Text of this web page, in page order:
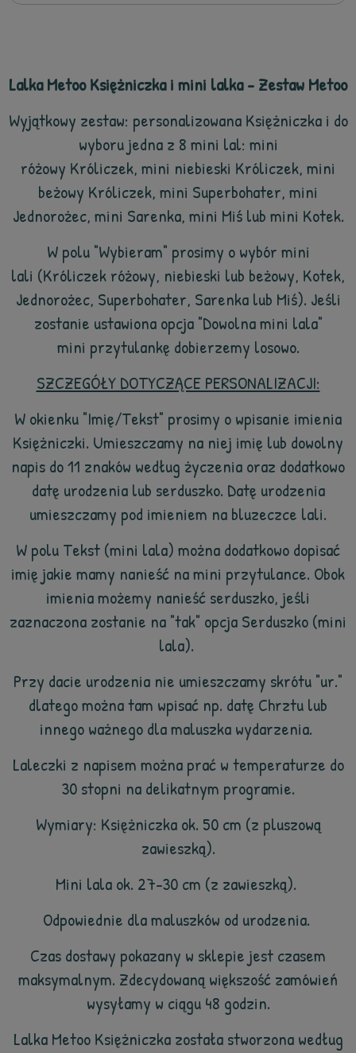
Lalka Metoo Księżniczka i mini lalka - Zestaw Metoo
Wyjątkowy zestaw: personalizowana Księżniczka i do
wyboru jedna z 8 mini lal: mini
różowy Króliczek, mini niebieski Króliczek, mini
beżowy Króliczek, mini Superbohater, mini
Jednorożec, mini Sarenka, mini Miś lub mini Kotek.
W polu "Wybieram" prosimy o wybór mini
lali (Króliczek różowy, niebieski lub beżowy, Kotek,
Jednorożec, Superbohater, Sarenka lub Miś). Jeśli
zostanie ustawiona opcja "Dowolna mini lala"
mini przytulankę dobierzemy losowo.
SZCZEGÓŁY DOTYCZĄCE PERSONALIZACJI:
W okienku "Imię/Tekst" prosimy o wpisanie imienia
Księżniczki. Umieszczamy na niej imię lub dowolny
napis do 11 znaków według życzenia oraz dodatkowo
datę urodzenia lub serduszko. Datę urodzenia
umieszczamy pod imieniem na bluzeczce lali.
W polu Tekst (mini lala) można dodatkowo dopisać
imię jakie mamy nanieść na mini przytulance. Obok
imienia możemy nanieść serduszko, jeśli
zaznaczona zostanie na "tak" opcja Serduszko (mini
lala).
Przy dacie urodzenia nie umieszczamy skrótu "ur."
dlatego można tam wpisać np. datę Chrztu lub
innego ważnego dla maluszka wydarzenia.
Laleczki z napisem można prać w temperaturze do
30 stopni na delikatnym programie.
Wymiary: Księżniczka ok. 50 cm (z pluszową
zawieszką).
Mini lala ok. 27-30 cm (z zawieszką).
Odpowiednie dla maluszków od urodzenia.
Czas dostawy pokazany w sklepie jest czasem
maksymalnym. Zdecydowaną większość zamówień
wysyłamy w ciągu 48 godzin.
Lalka Metoo Księżniczka została stworzona według